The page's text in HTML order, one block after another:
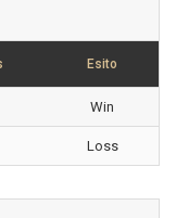
Esito
Win
Loss